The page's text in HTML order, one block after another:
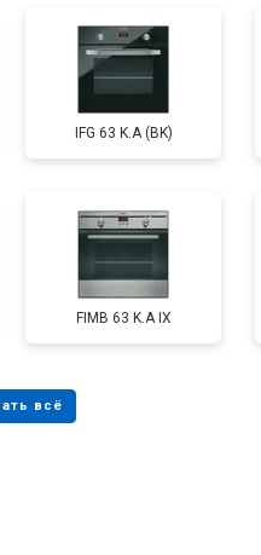
IFG 63 K.A (BK)
FIMB 63 K.A IX